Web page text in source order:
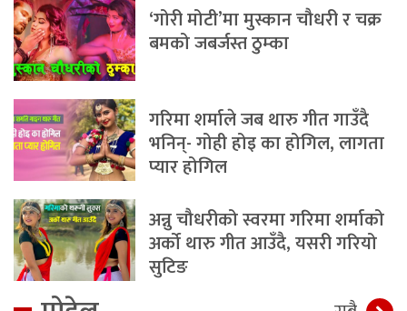
‘गोरी मोटी’मा मुस्कान चौधरी र चक्र
बमको जबर्जस्त ठुम्का
गरिमा शर्माले जब थारु गीत गाउँदै
भनिन्- गोही होइ का होगिल, लागता
प्यार होगिल
अन्नु चौधरीको स्वरमा गरिमा शर्माको
अर्को थारु गीत आउँदै, यसरी गरियो
सुटिङ